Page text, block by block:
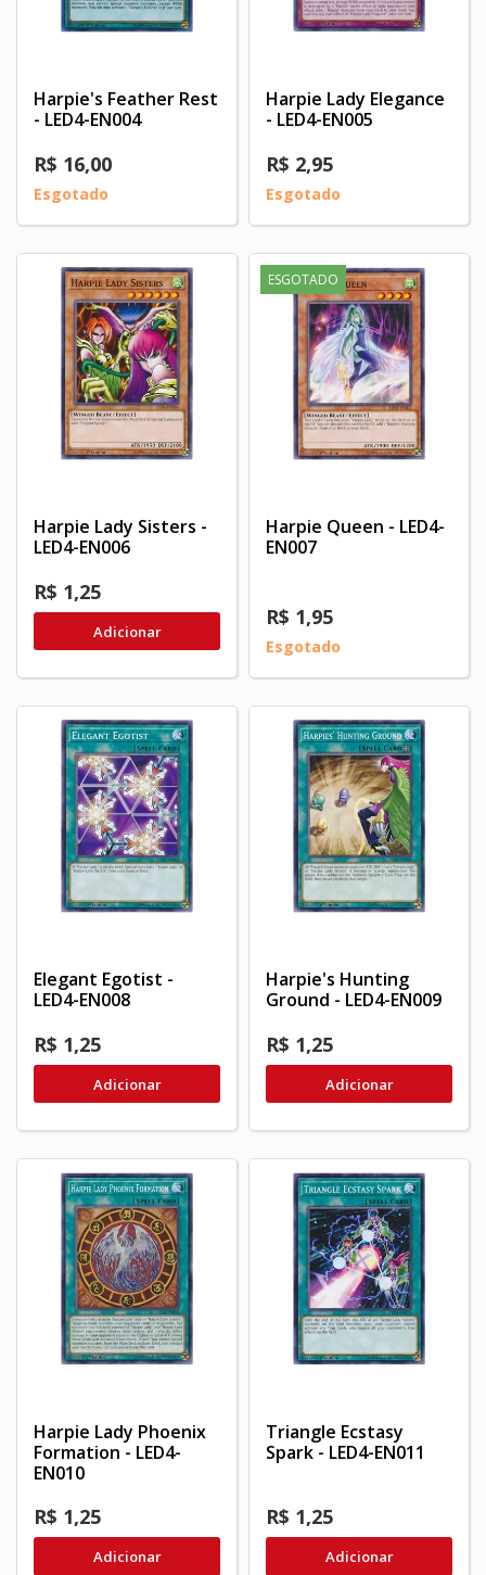
Harpie's Feather Rest
- LED4-EN004
R$ 16,00
Esgotado
Harpie Lady Elegance
- LED4-EN005
R$ 2,95
Esgotado
Harpie Lady Sisters -
LED4-EN006
R$ 1,25
Adicionar
ESGOTADO
Harpie Queen - LED4-
EN007
R$ 1,95
Esgotado
Elegant Egotist -
LED4-EN008
R$ 1,25
Adicionar
Harpie's Hunting
Ground - LED4-EN009
R$ 1,25
Adicionar
Harpie Lady Phoenix
Formation - LED4-
EN010
R$ 1,25
Adicionar
Triangle Ecstasy
Spark - LED4-EN011
R$ 1,25
Adicionar